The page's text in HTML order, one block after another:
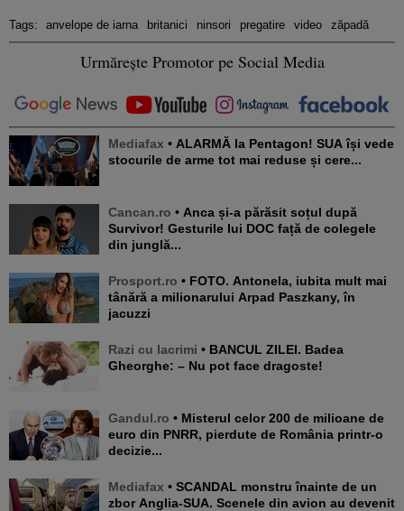
Tags: anvelope de iarna britanici ninsori pregatire video zăpadă
Urmărește Promotor pe Social Media
Mediafax • ALARMĂ la Pentagon! SUA își vede
stocurile de arme tot mai reduse și cere...
Cancan.ro • Anca și-a părăsit soțul după
Survivor! Gesturile lui DOC față de colegele
din junglă...
Prosport.ro • FOTO. Antonela, iubita mult mai
tânără a milionarului Arpad Paszkany, în
jacuzzi
Razi cu lacrimi • BANCUL ZILEI. Badea
Gheorghe: – Nu pot face dragoste!
Gandul.ro • Misterul celor 200 de milioane de
euro din PNRR, pierdute de România printr-o
decizie...
Mediafax • SCANDAL monstru înainte de un
zbor Anglia-SUA. Scenele din avion au devenit